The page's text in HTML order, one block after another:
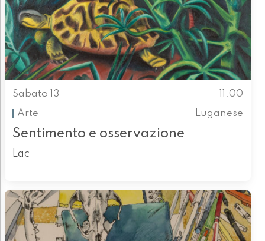
Sabato 13
11.00
Arte
Luganese
Sentimento e osservazione
Lac